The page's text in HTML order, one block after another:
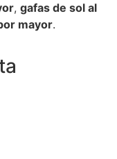
, gafas de sol al
mayor.